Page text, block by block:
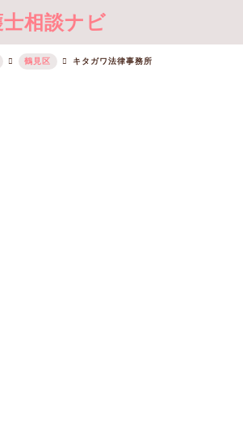
相談ナビ
鶴見区 キタガワ法律事務所